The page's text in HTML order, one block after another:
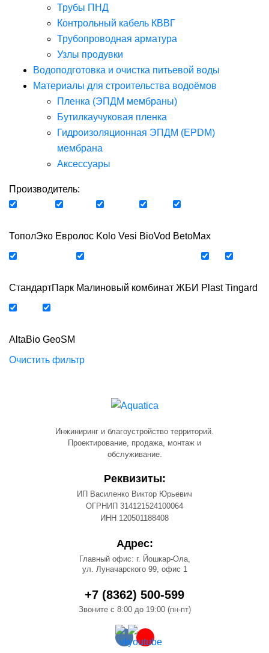
Трубы ПНД
Контрольный кабель КВВГ
Трубопроводная арматура
Узлы продувки
Водоподготовка и очистка питьевой воды
Материалы для строительства водоёмов
Пленка (ЭПДМ мембраны)
Бутилкаучуковая пленка
Гидроизоляционная ЭПДМ (EPDM)
мембрана
Аксессуары
Производитель:
ТополЭко Евролос Kolo Vesi BioVod BetoMax
СтандартПарк Малиновый комбинат ЖБИ Plast Tingard
AltaBio GeoSM
Очистить фильтр
Инжиниринг и благоустройство территорий.
Проектирование, продажа, монтаж и
обслуживание.
Реквизиты:
ИП Василенко Виктор Юрьевич
ОГРНИП 314121524100064
ИНН 120501188408
Адрес:
Главный офис: г. Йошкар-Ола,
ул. Луначарского 99, офис 1
+7 (8362) 500-599
Звоните с 8:00 до 19:00 (пн-пт)